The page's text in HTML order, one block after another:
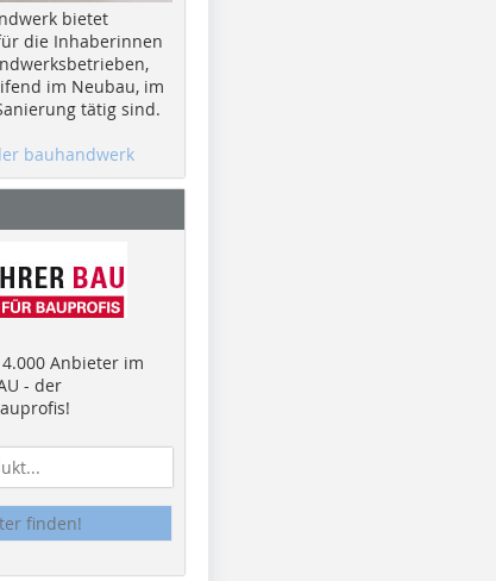
bietet
die Inhaberinnen
im Neubau, im
tätig sind.
bauhandwerk
4.000 Anbieter im
- der
finden!